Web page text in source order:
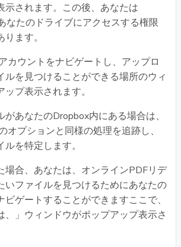
示されます。この後、あなたは
なたのドライブにアクセスする権限
ます。
カウントをナビゲートし、アップロ
ルを見つけることができる場所のウィ
プ表示されます。
あなたのDropbox内にある場合は、
オプションと同様の処理を追跡し、
を特定します。
場合、あなたは、オンラインPDFリデ
いファイルを見つけるためにあなたの
ビゲートすることができますここで、
、」ウィンドウがポップアップ表示さ